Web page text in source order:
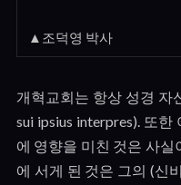
▲조덕영 박사
개혁교회는 항상 성경 자
sui ipsius interpres). 또한
에 영향을 미친 것은 사
에 서게 된 것은 그의 (신